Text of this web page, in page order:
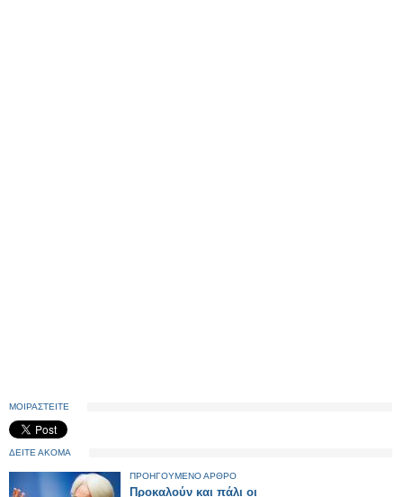
ΜΟΙΡΑΣΤΕΙΤΕ
ΔΕΙΤΕ ΑΚΟΜΑ
ΠΡΟΗΓΟΥΜΕΝΟ ΑΡΘΡΟ
Προκαλούν και πάλι οι